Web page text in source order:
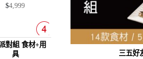
$4,999
對組 食材+用
具
三五好